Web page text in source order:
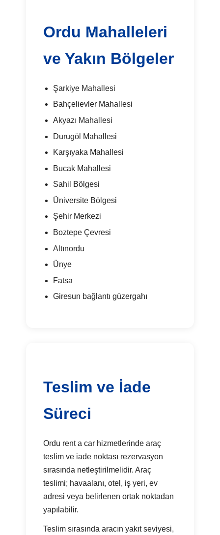
Ordu Mahalleleri
ve Yakın Bölgeler
Şarkiye Mahallesi
Bahçelievler Mahallesi
Akyazı Mahallesi
Durugöl Mahallesi
Karşıyaka Mahallesi
Bucak Mahallesi
Sahil Bölgesi
Üniversite Bölgesi
Şehir Merkezi
Boztepe Çevresi
Altınordu
Ünye
Fatsa
Giresun bağlantı güzergahı
Teslim ve İade
Süreci
Ordu rent a car hizmetlerinde araç
teslim ve iade noktası rezervasyon
sırasında netleştirilmelidir. Araç
teslimi; havaalanı, otel, iş yeri, ev
adresi veya belirlenen ortak noktadan
yapılabilir.
Teslim sırasında aracın yakıt seviyesi,